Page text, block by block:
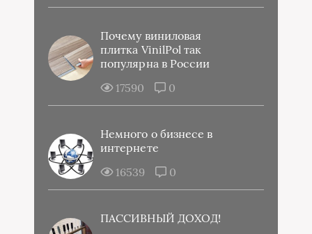
Почему виниловая
плитка VinilPol так
популярна в России
17590
0
Немного о бизнесе в
интернете
16539
0
ПАССИВНЫЙ ДОХОД!